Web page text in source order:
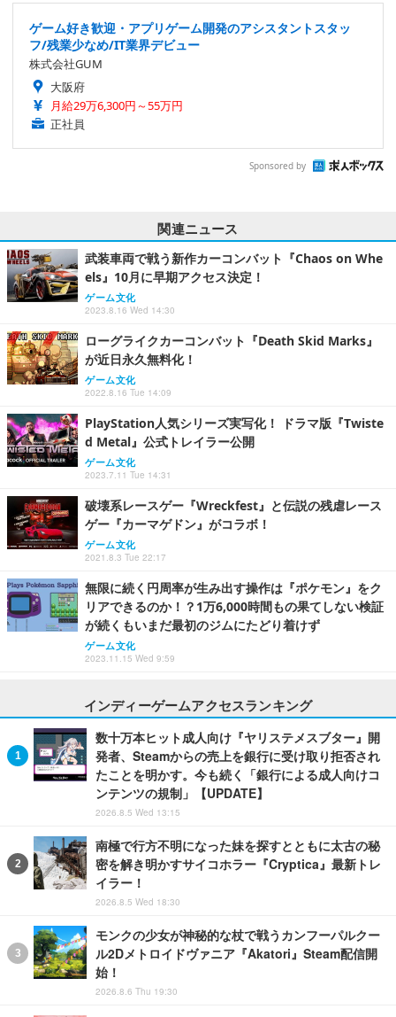
ゲーム好き歓迎・アプリゲーム開発のアシスタントスタッ
フ/残業少なめ/IT業界デビュー
株式会社GUM
大阪府
月給29万6,300円～55万円
正社員
Sponsored by
関連ニュース
武装車両で戦う新作カーコンバット『Chaos on Whe
els』10月に早期アクセス決定！
ゲーム文化
2023.8.16 Wed 14:30
ローグライクカーコンバット『Death Skid Marks』
が近日永久無料化！
ゲーム文化
2022.8.16 Tue 14:09
PlayStation人気シリーズ実写化！ ドラマ版『Twiste
d Metal』公式トレイラー公開
ゲーム文化
2023.7.11 Tue 14:31
破壊系レースゲー『Wreckfest』と伝説の残虐レース
ゲー『カーマゲドン』がコラボ！
ゲーム文化
2021.8.3 Tue 22:17
無限に続く円周率が生み出す操作は『ポケモン』をク
リアできるのか！？1万6,000時間もの果てしない検証
が続くもいまだ最初のジムにたどり着けず
ゲーム文化
2023.11.15 Wed 9:59
インディーゲームアクセスランキング
数十万本ヒット成人向け『ヤリステメスブター』開
発者、Steamからの売上を銀行に受け取り拒否され
たことを明かす。今も続く「銀行による成人向けコ
ンテンツの規制」【UPDATE】
2026.8.5 Wed 13:15
南極で行方不明になった妹を探すとともに太古の秘
密を解き明かすサイコホラー『Cryptica』最新トレ
イラー！
2026.8.5 Wed 18:30
モンクの少女が神秘的な杖で戦うカンフーパルクー
ル2Dメトロイドヴァニア『Akatori』Steam配信開
始！
2026.8.6 Thu 19:30